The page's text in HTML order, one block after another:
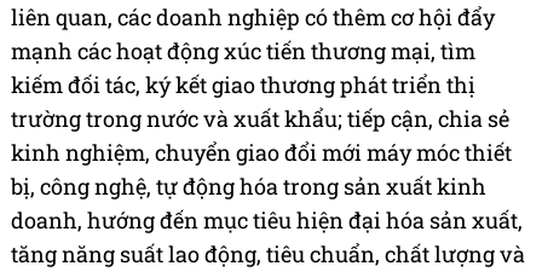
liên quan, các doanh nghiệp có thêm cơ hội đẩy
mạnh các hoạt động xúc tiến thương mại, tìm
kiếm đối tác, ký kết giao thương phát triển thị
trường trong nước và xuất khẩu; tiếp cận, chia sẻ
kinh nghiệm, chuyển giao đổi mới máy móc thiết
bị, công nghệ, tự động hóa trong sản xuất kinh
doanh, hướng đến mục tiêu hiện đại hóa sản xuất,
tăng năng suất lao động, tiêu chuẩn, chất lượng và